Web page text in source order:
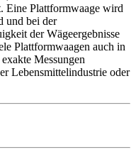
Eine Plattformwaage wird
und bei der
der Wägeergebnisse
Plattformwaagen auch in
Messungen
Lebensmittelindustrie oder